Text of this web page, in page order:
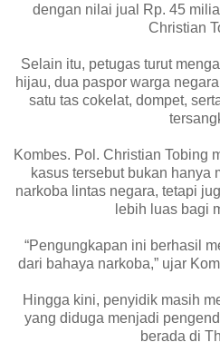
dengan nilai jual Rp. 45
Christian
Selain itu, petugas turut
hijau, dua paspor warga
satu tas cokelat, dompet,
Kombes. Pol. Christian Tobing
kasus tersebut bukan hanya
narkoba lintas negara, tetapi
lebih luas bagi
“Pengungkapan ini berhasil
dari bahaya narkoba,” ujar
Hingga kini, penyidik masih
yang diduga menjadi
berada di